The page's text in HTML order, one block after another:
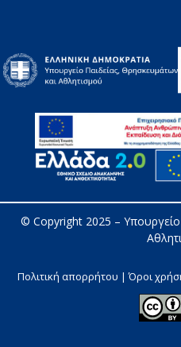
© Copyright 2025 –
Πολιτική απορρήτου | Όροι